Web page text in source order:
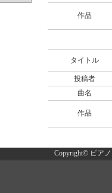
作品
タイトル
投稿者
曲名
作品
Copyright© ピア